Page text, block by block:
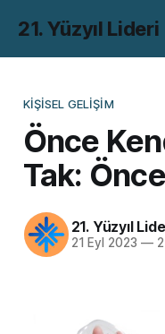
21. Yüzyıl Lideri
KIŞISEL GELIŞIM
Önce
Tak:
21. Yüzyıl
21 Eyl 2023 —2